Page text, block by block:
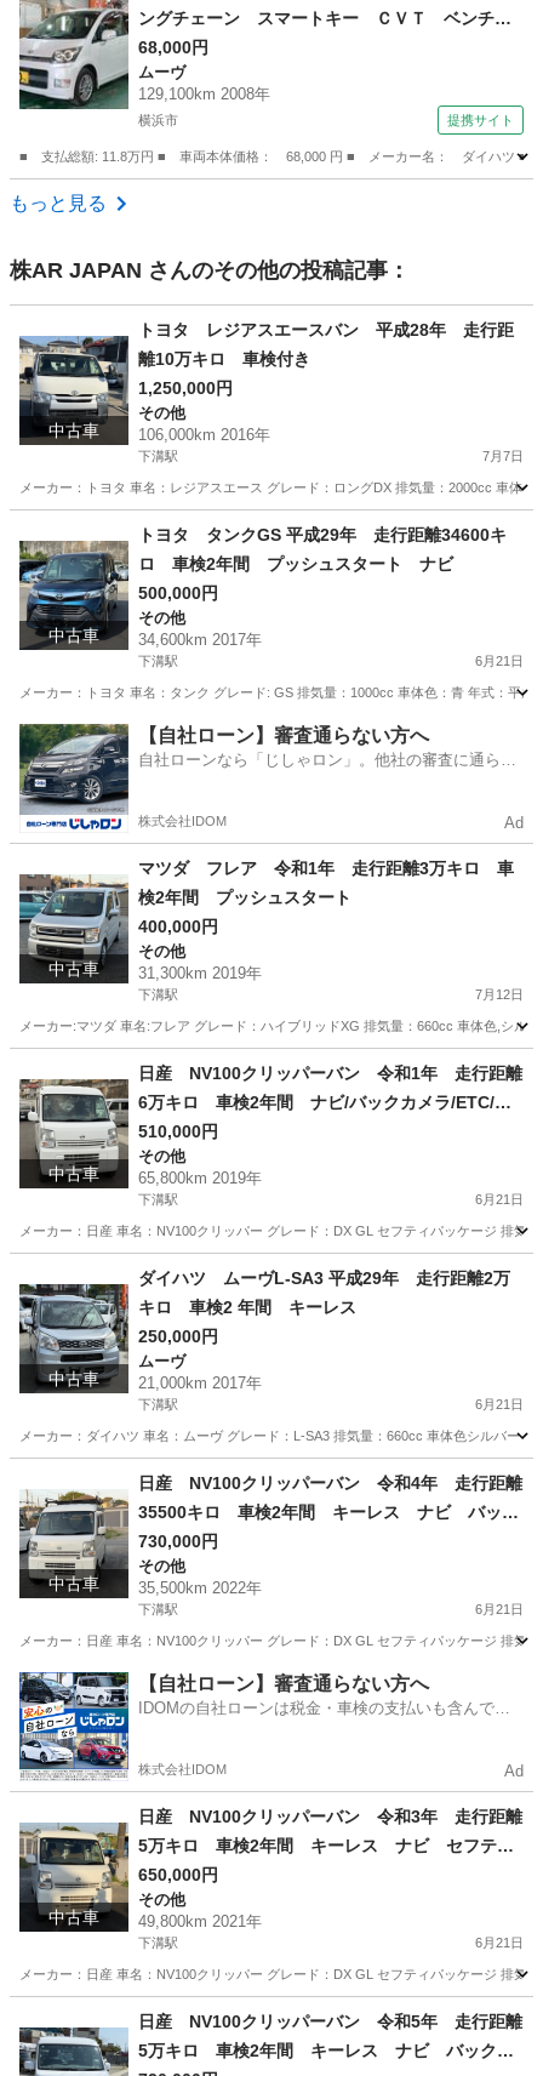
ングチェーン スマートキー ＣＶＴ ベンチシ
ート フルフラット 社外アルミホール フォグ
ランプ インパネシフト 衝突安全ボディ 盗難
防止システム 電格ミラー パワステ ＡＢＳ
68,000円
ムーヴ
129,100km 2008年
横浜市 提携サイト
■ 支払総額: 11.8万円 ■ 車両本体価格： 68,000 円 ■ メーカー名： ダイハツ
神奈川 横浜市
もっと見る
株AR JAPAN さんのその他の投稿記事：
中古車
トヨタ レジアスエースバン 平成28年 走行距
離10万キロ 車検付き
1,250,000円
その他
106,000km 2016年
下溝駅 7月7日
メーカー：トヨタ 車名：レジアスエース グレード：ロングDX 排気量：2000cc 車体
相模原市 下溝駅 その他 走行距離
中古車
トヨタ タンクGS 平成29年 走行距離34600キ
ロ 車検2年間 プッシュスタート ナビ
500,000円
その他
34,600km 2017年
下溝駅 6月21日
メーカー：トヨタ 車名：タンク グレード: GS 排気量：1000cc 車体色：青 年式：平
神奈川 相模原市 下溝駅 その他 走行距離
【自社ローン】審査通らない方へ
自社ローンなら「じしゃロン」。他社の審査に通らな
株式会社IDOM Ad
中古車
マツダ フレア 令和1年 走行距離3万キロ 車
検2年間 プッシュスタート
400,000円
その他
31,300km 2019年
下溝駅 7月12日
メーカー:マツダ 車名:フレア グレード：ハイブリッドXG 排気量：660cc 車体色,シル
相模原市 その他 フレア
中古車
日産 NV100クリッパーバン 令和1年 走行距離
6万キロ 車検2年間 ナビ/バックカメラ/ETC/ド
ライブレコーダー セフティサポート
510,000円
その他
65,800km 2019年
下溝駅 6月21日
メーカー：日産 車名：NV100クリッパー グレード：DX GL セフティパッケージ 排
相模原市 その他
中古車
ダイハツ ムーヴL-SA3 平成29年 走行距離2万
キロ 車検2 年間 キーレス
250,000円
ムーヴ
21,000km 2017年
下溝駅 6月21日
メーカー：ダイハツ 車名：ムーヴ グレード：L-SA3 排気量：660cc 車体色シルバー
相模原市 ムーヴ 走行距離
中古車
日産 NV100クリッパーバン 令和4年 走行距離
35500キロ 車検2年間 キーレス ナビ バック
カメラ レーンアシスト
730,000円
その他
35,500km 2022年
下溝駅 6月21日
メーカー：日産 車名：NV100クリッパー グレード：DX GL セフティパッケージ 排
神奈川 相模原市 下溝駅 その他 走行距離
【自社ローン】審査通らない方へ
IDOMの自社ローンは税金・車検の支払いも含んでい
株式会社IDOM Ad
中古車
日産 NV100クリッパーバン 令和3年 走行距離
5万キロ 車検2年間 キーレス ナビ セフティ
サポート
650,000円
その他
49,800km 2021年
下溝駅 6月21日
メーカー：日産 車名：NV100クリッパー グレード：DX GL セフティパッケージ 排
相模原市 その他 走行距離
日産 NV100クリッパーバン 令和5年 走行距離
5万キロ 車検2年間 キーレス ナビ バックカ